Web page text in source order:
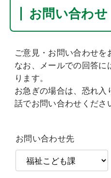
お問い合わせ
ご意見・お問い合わせを
なお、メールでの回答に
ります。
お急ぎの場合は、恐れ入
話でお問い合わせくださ
お問い合わせ先